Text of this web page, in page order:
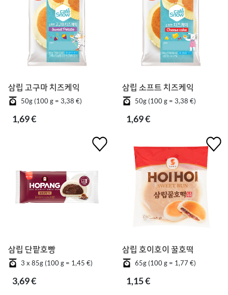
삼립 고구마 치즈케익
50g (100 g = 3,38 €)
1,69 €
삼립 소프트 치즈케익
50g (100 g = 3,38 €)
1,69 €
삼립 단팥호빵
3 x 85g (100 g = 1,45 €)
3,69 €
삼립 호이호이 꿀호떡
65g (100 g = 1,77 €)
1,15 €